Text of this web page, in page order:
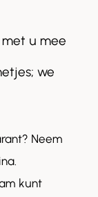
u mee
we
Neem
kunt